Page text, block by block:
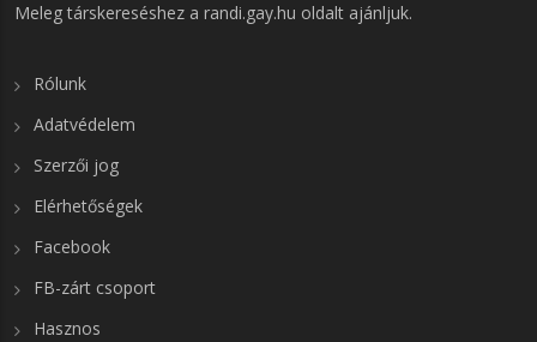
Meleg társkereséshez a randi.gay.hu oldalt ajánljuk.
Rólunk
Adatvédelem
Szerzői jog
Elérhetőségek
Facebook
FB-zárt csoport
Hasznos